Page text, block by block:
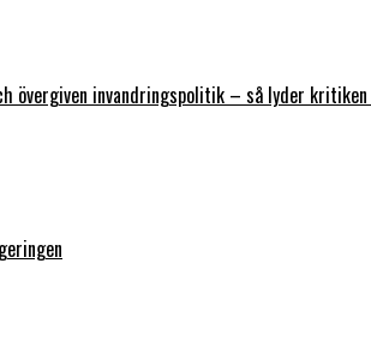
övergiven invandringspolitik – så lyder